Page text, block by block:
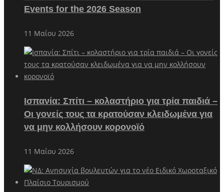
Events for the 2026 Season
11 Μαΐου 2026
Ισπανία: Σπίτι – κολαστήριο για τρία παιδιά –
Οι γονείς τους τα κρατούσαν κλειδωμένα για
να μην κολλήσουν κορονοϊό
11 Μαΐου 2026